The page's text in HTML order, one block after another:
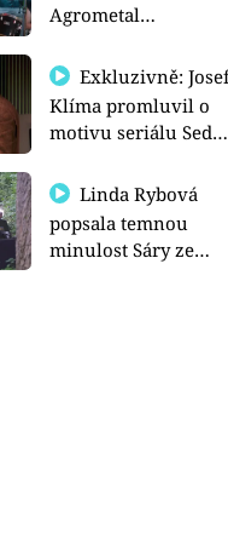
Agrometal
prima+
Exkluzivně: Josef
Klíma promluvil o
motivu seriálu Sedm
Linda Rybová
popsala temnou
minulost Sáry ze